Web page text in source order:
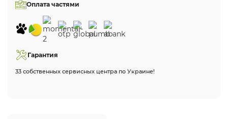
Оплата частями
Гарантия
33 собственных сервисных центра по Украине!